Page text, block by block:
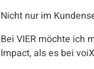
Nicht nur im
Bei VIER möchte ich
Impact, als es bei